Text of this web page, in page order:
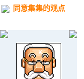
同意集集的观点